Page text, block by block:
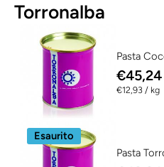
Torronalba
Pasta
€45,24
€12,93 / per
kg
Esaurito
Pasta